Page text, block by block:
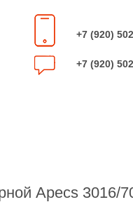
+7 (920)
+7 (920)
Apecs 3016/